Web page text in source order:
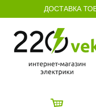
ДОСТАВКА